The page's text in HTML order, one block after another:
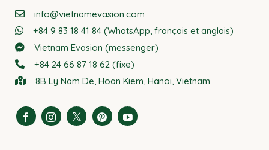
info@vietnamevasion.com
+84 9 83 18 41 84 (WhatsApp, français et anglais)
Vietnam Evasion (messenger)
+84 24 66 87 18 62 (fixe)
8B Ly Nam De, Hoan Kiem, Hanoi, Vietnam